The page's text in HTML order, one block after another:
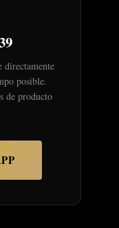
directamente
posible.
de producto